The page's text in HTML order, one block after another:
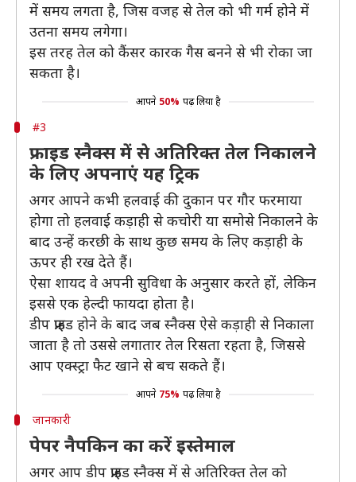
में समय लगता है, जिस वजह से तेल को भी गर्म होने में
उतना समय लगेगा।
इस तरह तेल को कैंसर कारक गैस बनने से भी रोका जा
सकता है।
आपने 50% पढ़ लिया है
#3
फ्राइड स्नैक्स में से अतिरिक्त तेल निकालने
के लिए अपनाएं यह ट्रिक
अगर आपने कभी हलवाई की दुकान पर गौर फरमाया
होगा तो हलवाई कड़ाही से कचोरी या समोसे निकालने के
बाद उन्हें करछी के साथ कुछ समय के लिए कड़ाही के
ऊपर ही रख देते हैं।
ऐसा शायद वे अपनी सुविधा के अनुसार करते हों, लेकिन
इससे एक हेल्दी फायदा होता है।
डीप फ्राइड होने के बाद जब स्नैक्स ऐसे कड़ाही से निकाला
जाता है तो उससे लगातार तेल रिसता रहता है, जिससे
आप एक्स्ट्रा फैट खाने से बच सकते हैं।
आपने 75% पढ़ लिया है
जानकारी
पेपर नैपकिन का करें इस्तेमाल
अगर आप डीप फ्राइड स्नैक्स में से अतिरिक्त तेल को